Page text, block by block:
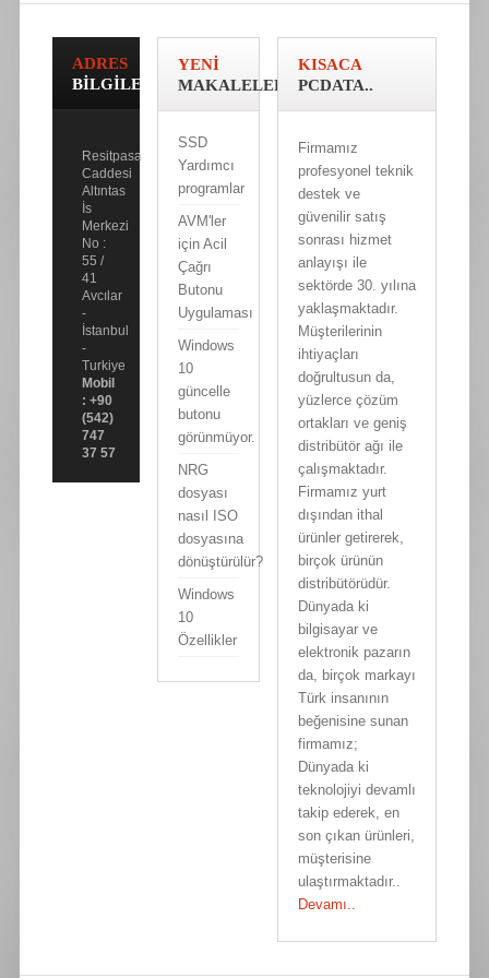
ADRES
BILGILERI
Resitpasa
Caddesi
Altıntas
İs
Merkezi
No :
55 /
41
Avcılar
-
İstanbul
-
Turkiye
Mobil
: +90
(542)
747
37 57
YENI
MAKALELER
SSD
Yardımcı
programlar
AVM'ler
için Acil
Çağrı
Butonu
Uygulaması
Windows
10
güncelle
butonu
görünmüyor.
NRG
dosyası
nasıl ISO
dosyasına
dönüştürülür?
Windows
10
Özellikler
KISACA
PCDATA..
Firmamız
profesyonel teknik
destek ve
güvenilir satış
sonrası hizmet
anlayışı ile
sektörde 30. yılına
yaklaşmaktadır.
Müşterilerinin
ihtiyaçları
doğrultusun da,
yüzlerce çözüm
ortakları ve geniş
distribütör ağı ile
çalışmaktadır.
Firmamız yurt
dışından ithal
ürünler getirerek,
birçok ürünün
distribütörüdür.
Dünyada ki
bilgisayar ve
elektronik pazarın
da, birçok markayı
Türk insanının
beğenisine sunan
firmamız;
Dünyada ki
teknolojiyi devamlı
takip ederek, en
son çıkan ürünleri,
müşterisine
ulaştırmaktadır..
Devamı..